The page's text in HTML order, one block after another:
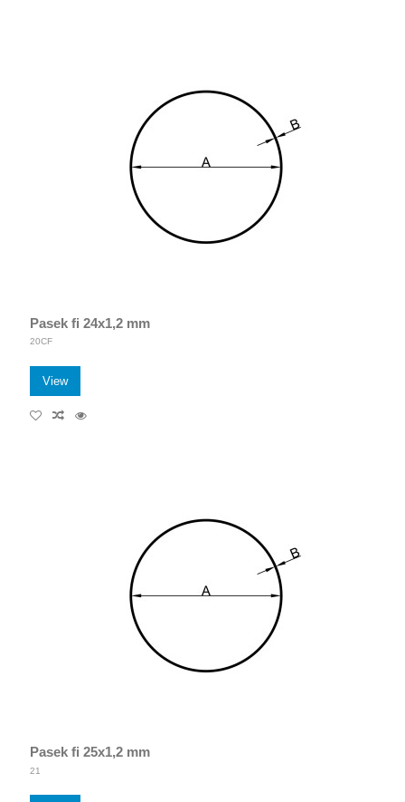
Pasek fi 24x1,2 mm
20CF
View
Pasek fi 25x1,2 mm
21